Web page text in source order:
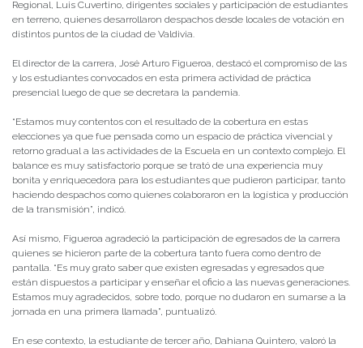
Regional, Luis Cuvertino, dirigentes sociales y participación de estudiantes
en terreno, quienes desarrollaron despachos desde locales de votación en
distintos puntos de la ciudad de Valdivia.
El director de la carrera, José Arturo Figueroa, destacó el compromiso de las
y los estudiantes convocados en esta primera actividad de práctica
presencial luego de que se decretara la pandemia.
“Estamos muy contentos con el resultado de la cobertura en estas
elecciones ya que fue pensada como un espacio de práctica vivencial y
retorno gradual a las actividades de la Escuela en un contexto complejo. El
balance es muy satisfactorio porque se trató de una experiencia muy
bonita y enriquecedora para los estudiantes que pudieron participar, tanto
haciendo despachos como quienes colaboraron en la logística y producción
de la transmisión”, indicó.
Así mismo, Figueroa agradeció la participación de egresados de la carrera
quienes se hicieron parte de la cobertura tanto fuera como dentro de
pantalla. “Es muy grato saber que existen egresadas y egresados que
están dispuestos a participar y enseñar el oficio a las nuevas generaciones.
Estamos muy agradecidos, sobre todo, porque no dudaron en sumarse a la
jornada en una primera llamada”, puntualizó.
En ese contexto, la estudiante de tercer año, Dahiana Quintero, valoró la